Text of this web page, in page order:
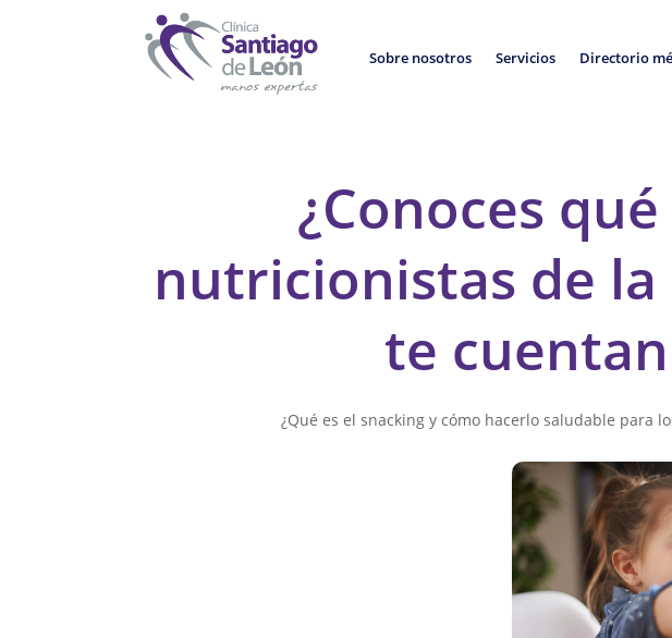
Sobre nosotros Servicios Directorio
¿Conoces
nutricionistas de la
te
¿Qué es el snacking y cómo hacerlo saludable para